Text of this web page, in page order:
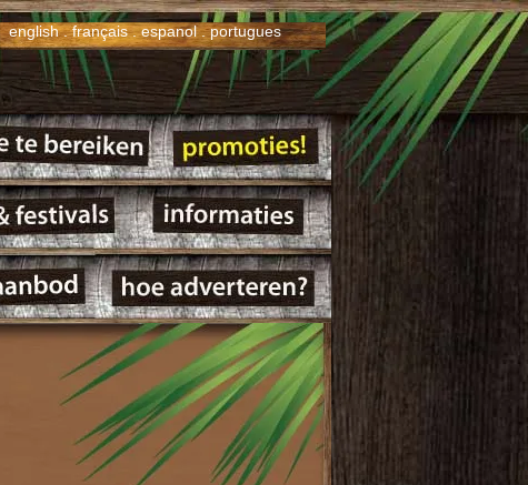
english.français.espanol.portugues